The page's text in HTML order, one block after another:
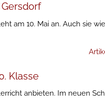
am 10. Mai an. Auch sie
Klasse
anbieten. Im neuen